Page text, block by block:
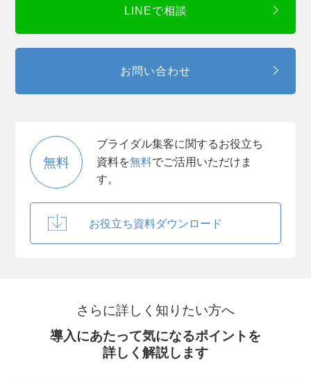
LINEで相談
お問い合わせ
無料
ブライダル集客に関するお役立ち
資料を無料でご活用いただけま
す。
お役立ち資料ダウンロード
さらに詳しく知りたい方へ
導入にあたって気になるポイントを
詳しく解説します